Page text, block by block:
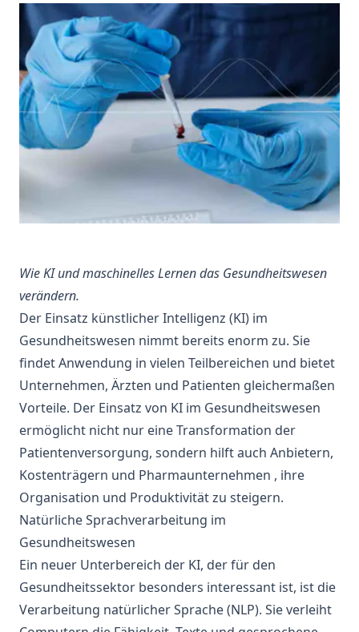
Wie KI undmaschinelles Lernendas Gesundheitswesen
verändern.
Der Einsatz künstlicher Intelligenz (KI) im
Gesundheitswesen nimmt bereits enorm zu. Sie
findet Anwendung in vielen Teilbereichen und bietet
Unternehmen, Ärzten und Patienten gleichermaßen
Vorteile. Der Einsatz von KI im Gesundheitswesen
ermöglicht nicht nur eine Transformation der
Patientenversorgung, sondern hilft auch Anbietern,
Kostenträgern und Pharmaunternehmen , ihre
Organisation und Produktivität zu steigern.
Natürliche Sprachverarbeitung im
Gesundheitswesen
Ein neuer Unterbereich der KI, der für den
Gesundheitssektor besonders interessant ist, ist die
Verarbeitung natürlicher Sprache (NLP). Sie verleiht